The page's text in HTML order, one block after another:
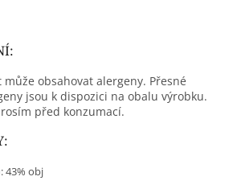
obsahovat alergeny. Přesné
jsou k dispozici na obalu výrobku.
před konzumací.
43% obj